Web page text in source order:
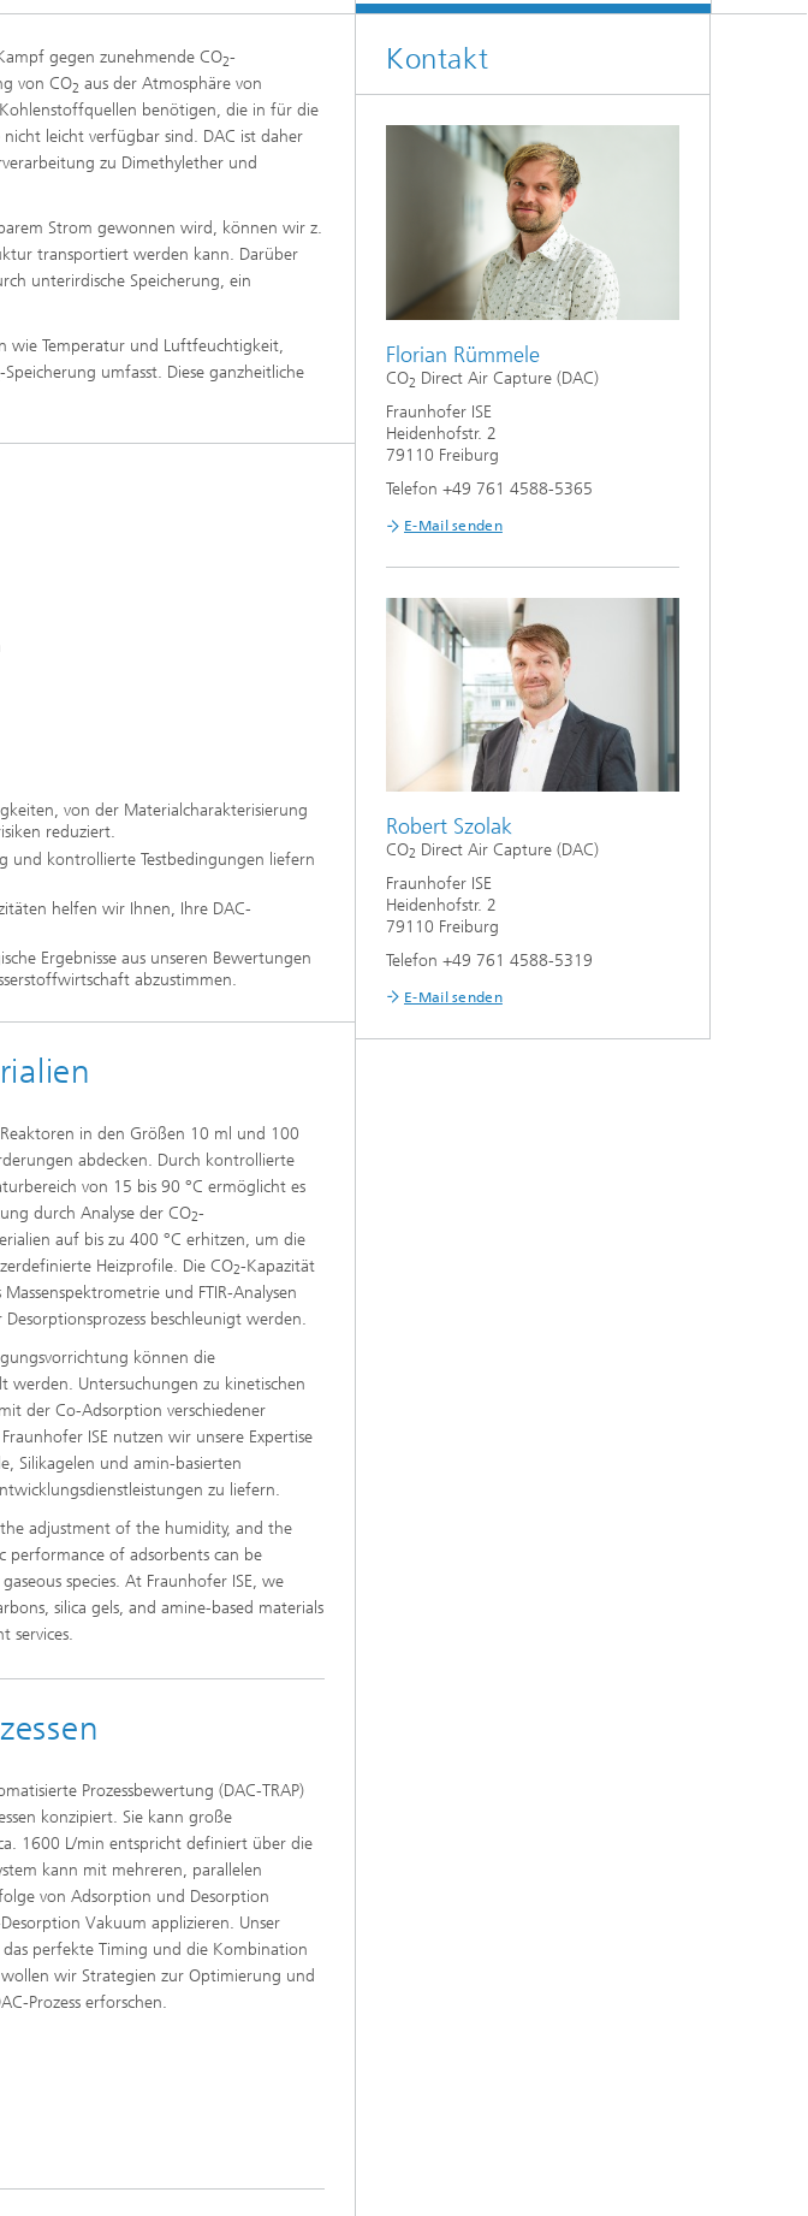
gegen zunehmende CO2-
von CO2 aus der Atmosphäre von
benötigen, die in für die
leicht verfügbar sind. DAC ist daher
zu Dimethylether und
Strom gewonnen wird, können wir z.
transportiert werden kann. Darüber
unterirdische Speicherung, ein
wie Temperatur und Luftfeuchtigkeit,
-Speicherung umfasst. Diese ganzheitliche
von der Materialcharakterisierung
reduziert.
und kontrollierte Testbedingungen liefern
helfen wir Ihnen, Ihre DAC-
Ergebnisse aus unseren Bewertungen
abzustimmen.
in den Größen 10 ml und 100
abdecken. Durch kontrollierte
von 15 bis 90 °C ermöglicht es
durch Analyse der CO2-
auf bis zu 400 °C erhitzen, um die
Heizprofile. Die CO2-Kapazität
und FTIR-Analysen
beschleunigt werden.
können die
werden. Untersuchungen zu kinetischen
der Co-Adsorption verschiedener
ISE nutzen wir unsere Expertise
Silikagelen und amin-basierten
zu liefern.
adjustment of the humidity, and the
performance of adsorbents can be
species. At Fraunhofer ISE, we
silica gels, and amine-based materials
services.
Prozessbewertung (DAC-TRAP)
konzipiert. Sie kann große
1600 L/min entspricht definiert über die
kann mit mehreren, parallelen
von Adsorption und Desorption
Vakuum applizieren. Unser
perfekte Timing und die Kombination
wir Strategien zur Optimierung und
Prozess erforschen.
Kontakt
Florian Rümmele
CO2 Direct Air Capture (DAC)
Fraunhofer ISE
Heidenhofstr. 2
79110 Freiburg
Telefon +49 761 4588-5365
E-Mail senden
Robert Szolak
CO2 Direct Air Capture (DAC)
Fraunhofer ISE
Heidenhofstr. 2
79110 Freiburg
Telefon +49 761 4588-5319
E-Mail senden